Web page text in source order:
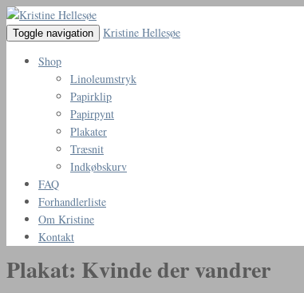
Toggle navigation
Kristine Hellesøe
Shop
Linoleumstryk
Papirklip
Papirpynt
Plakater
Træsnit
Indkøbskurv
FAQ
Forhandlerliste
Om Kristine
Kontakt
Plakat: Kvinde der vandrer